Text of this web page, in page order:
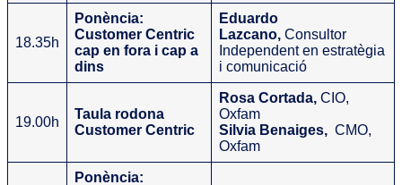
18.35h
Ponència:
Customer Centric
cap en fora i cap a
dins
Eduardo
Lazcano, Consultor
Independent en estratègia
i comunicació
19.00h
Taula rodona
Customer Centric
Rosa Cortada, CIO,
Oxfam
Silvia Benaiges, CMO,
Oxfam
Ponència: